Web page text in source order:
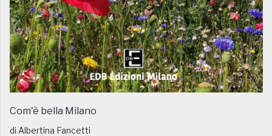
Com'è bella Milano
di Albertina Fancetti